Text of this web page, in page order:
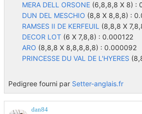
MERA DELL ORSONE (6,8,8,8 X 8) :
DUN DEL MESCHIO (8,8 X 8,8,8) :
RAMSES II DE KERFEUIL (8,8,8 X
DECOR LOT (6 X 7,8,8) : 0.000122
ARO (8,8,8 X 8,8,8,8,8) : 0.000092
PRINCESSE DU VAL DE L'HYERES
Pedigree fourni par Setter-anglais.fr
dan84